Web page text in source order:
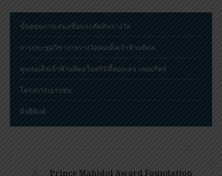
ขั้นตอนการเสนอชื่อและตัดสินรางวัล
การประชุมวิชาการรางวัลสมเด็จเจ้าฟ้ามหิดล
ทุนสมเด็จเจ้าฟ้ามหิดลในทรินิตี้คอลเลจ เคมบริดจ์
โครงการเยาวชน
สิ่งตีพิมพ์
Prince Mahidol Award Foundation